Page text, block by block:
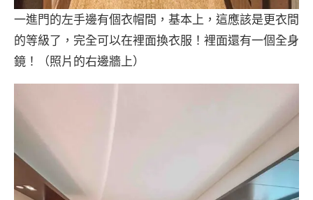
一進門的左手邊有個衣帽間，基本上，這應該是更衣間
的等級了，完全可以在裡面換衣服！裡面還有一個全身
鏡！（照片的右邊牆上）